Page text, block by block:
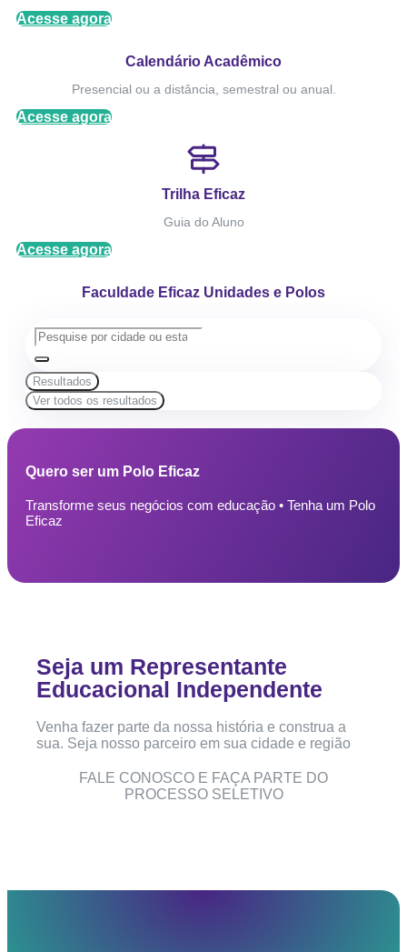
Acesse agora
Calendário Acadêmico
Presencial ou a distância, semestral ou anual.
Acesse agora
Trilha Eficaz
Guia do Aluno
Acesse agora
Faculdade Eficaz Unidades e Polos
Resultados
Ver todos os resultados
Quero ser um Polo Eficaz
Transforme seus negócios com educação • Tenha um Polo
Eficaz
Seja um Representante
Educacional Independente
Venha fazer parte da nossa história e construa a
sua. Seja nosso parceiro em sua cidade e região
FALE CONOSCO E FAÇA PARTE DO
PROCESSO SELETIVO